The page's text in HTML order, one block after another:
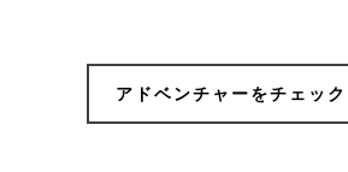
アドベンチャーをチェック